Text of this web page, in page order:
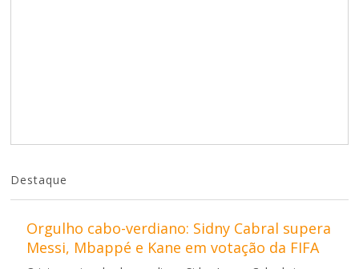
Destaque
Orgulho cabo-verdiano: Sidny Cabral supera
Messi, Mbappé e Kane em votação da FIFA